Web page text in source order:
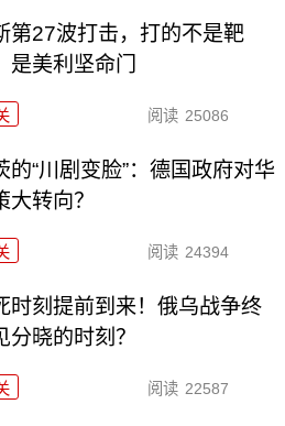
第27波打击，打的不是靶
是美利坚命门
阅读 25086
的“川剧变脸”：德国政府对华
大转向？
阅读 24394
时刻提前到来！俄乌战争终
分晓的时刻？
阅读 22587